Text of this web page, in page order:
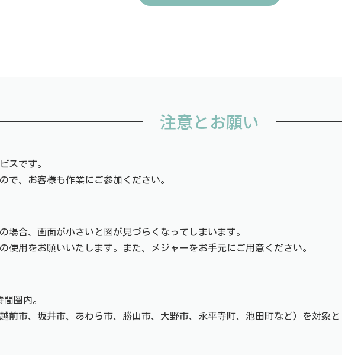
注意とお願い
スです。
で、お客様も作業にご参加ください。
場合、画面が小さいと図が見づらくなってしまいます。
使用をお願いいたします。また、メジャーをお手元にご用意ください。
圏内。
前市、坂井市、あわら市、勝山市、大野市、永平寺町、池田町など）を対象